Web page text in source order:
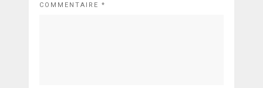
COMMENTAIRE *